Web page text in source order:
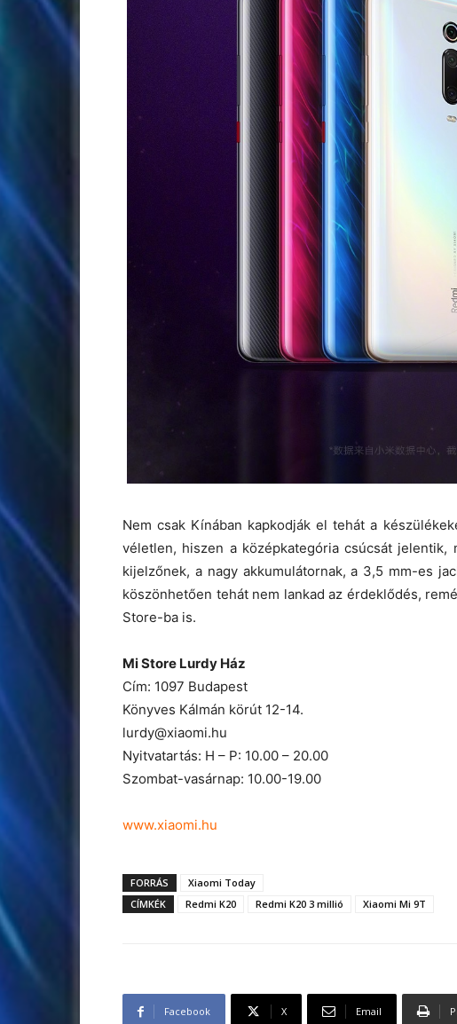
Nem csak Kínában kapkodják el tehát a
véletlen, hiszen a középkategória csúcsát jelentik,
kijelzőnek, a nagy akkumulátornak, a 3,5 mm-es
köszönhetően tehát nem lankad az érdeklődés,
Store-ba is.
Mi Store Lurdy Ház
Cím: 1097 Budapest
Könyves Kálmán körút 12-14.
lurdy@xiaomi.hu
Nyitvatartás: H – P: 10.00 – 20.00
Szombat-vasárnap: 10.00-19.00
www.xiaomi.hu
FORRÁS
Xiaomi Today
CÍMKÉK
Redmi K20 Redmi K20 3 millió Xiaomi Mi 9T
Facebook X Email